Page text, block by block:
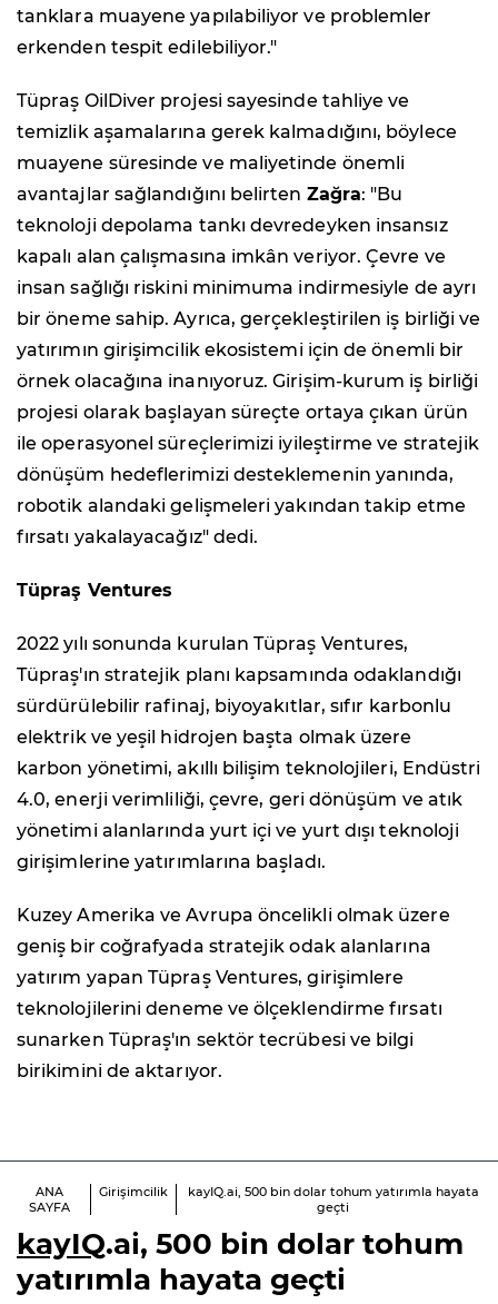
tanklara muayene yapılabiliyor ve problemler
erkenden tespit edilebiliyor."
Tüpraş OilDiver projesi sayesinde tahliye ve
temizlik aşamalarına gerek kalmadığını, böylece
muayene süresinde ve maliyetinde önemli
avantajlar sağlandığını belirten Zağra: "Bu
teknoloji depolama tankı devredeyken insansız
kapalı alan çalışmasına imkân veriyor. Çevre ve
insan sağlığı riskini minimuma indirmesiyle de ayrı
bir öneme sahip. Ayrıca, gerçekleştirilen iş birliği ve
yatırımın girişimcilik ekosistemi için de önemli bir
örnek olacağına inanıyoruz. Girişim-kurum iş birliği
projesi olarak başlayan süreçte ortaya çıkan ürün
ile operasyonel süreçlerimizi iyileştirme ve stratejik
dönüşüm hedeflerimizi desteklemenin yanında,
robotik alandaki gelişmeleri yakından takip etme
fırsatı yakalayacağız" dedi.
Tüpraş Ventures
2022 yılı sonunda kurulan Tüpraş Ventures,
Tüpraş'ın stratejik planı kapsamında odaklandığı
sürdürülebilir rafinaj, biyoyakıtlar, sıfır karbonlu
elektrik ve yeşil hidrojen başta olmak üzere
karbon yönetimi, akıllı bilişim teknolojileri, Endüstri
4.0, enerji verimliliği, çevre, geri dönüşüm ve atık
yönetimi alanlarında yurt içi ve yurt dışı teknoloji
girişimlerine yatırımlarına başladı.
Kuzey Amerika ve Avrupa öncelikli olmak üzere
geniş bir coğrafyada stratejik odak alanlarına
yatırım yapan Tüpraş Ventures, girişimlere
teknolojilerini deneme ve ölçeklendirme fırsatı
sunarken Tüpraş'ın sektör tecrübesi ve bilgi
birikimini de aktarıyor.
ANA
SAYFA
Girişimcilik
kayIQ.ai, 500 bin dolar tohum yatırımla hayata
geçti
kayIQ.ai, 500 bin dolar tohum
yatırımla hayata geçti